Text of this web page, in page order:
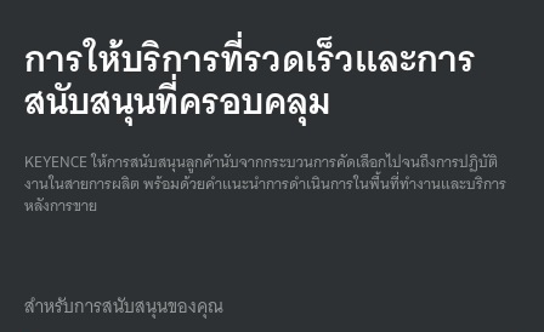
การให้บริการที่รวดเร็วและการ
สนับสนุนที่ครอบคลุม
KEYENCE ให้การสนับสนุนลูกค้านับจากกระบวนการคัดเลือกไปจนถึงการปฏิบัติ
งานในสายการผลิต พร้อมด้วยคําแนะนําการดําเนินการในพื้นที่ทํางานและบริการ
หลังการขาย
สำหรับการสนับสนุนของคุณ